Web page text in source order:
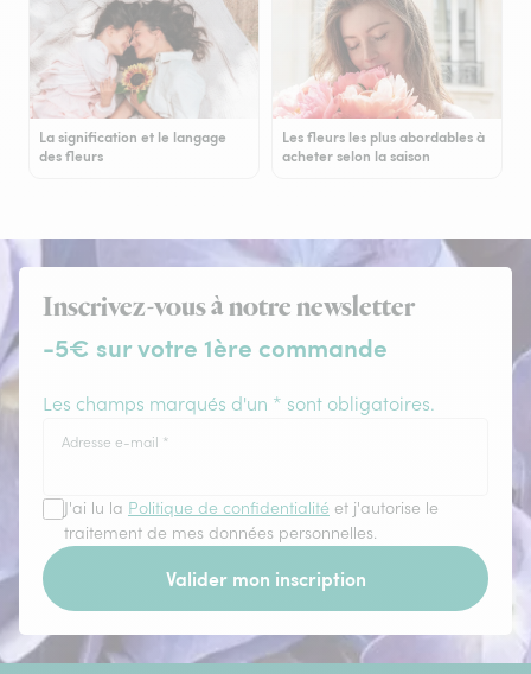
La signification et le langage
des fleurs
Les fleurs les plus abordables à
acheter selon la saison
Inscrivez-vous à notre newsletter
-5€ sur votre 1ère commande
Les champs marqués d'un * sont obligatoires.
Adresse e-mail *
J'ai lu la Politique de confidentialité et j'autorise le
traitement de mes données personnelles.
Valider mon inscription